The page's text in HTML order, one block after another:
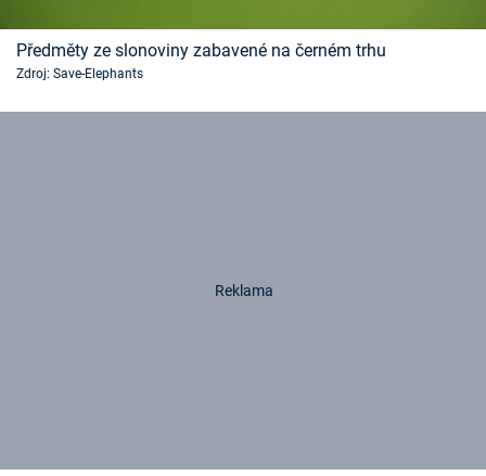
Předměty ze slonoviny zabavené na černém trhu
Zdroj: Save-Elephants